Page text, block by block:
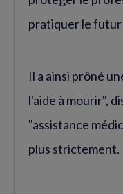
pratiquer le futur
Il a ainsi prôné
l'aide à mourir",
"assistance
plus strictement.